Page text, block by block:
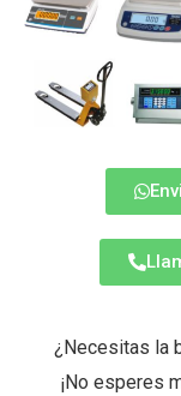
¿Necesitas la
¡No esperes